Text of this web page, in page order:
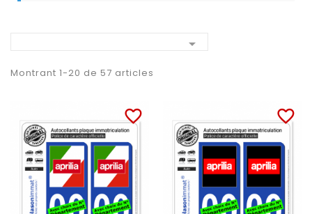

Montrant 1-20 de 57 articles
favorite_border favorite_border